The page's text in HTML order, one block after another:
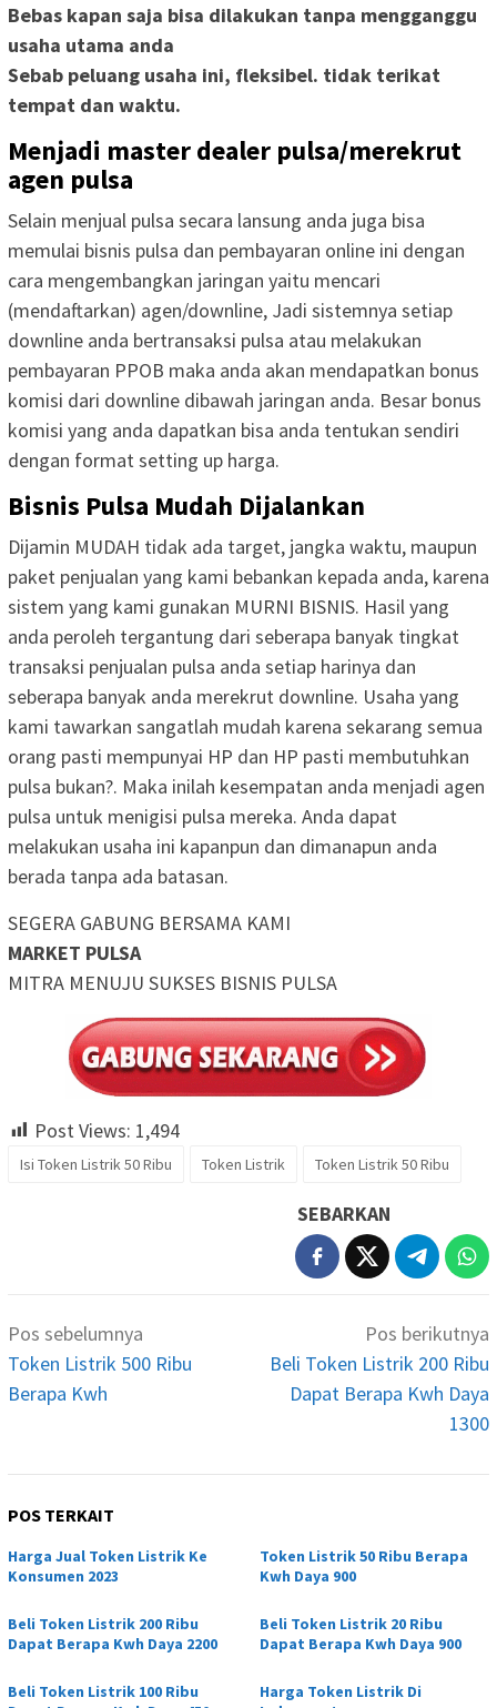
Bebas kapan saja bisa dilakukan tanpa mengganggu
usaha utama anda
Sebab peluang usaha ini, fleksibel. tidak terikat
tempat dan waktu.
Menjadi master dealer pulsa/merekrut
agen pulsa
Selain menjual pulsa secara lansung anda juga bisa
memulai bisnis pulsa dan pembayaran online ini dengan
cara mengembangkan jaringan yaitu mencari
(mendaftarkan) agen/downline, Jadi sistemnya setiap
downline anda bertransaksi pulsa atau melakukan
pembayaran PPOB maka anda akan mendapatkan bonus
komisi dari downline dibawah jaringan anda. Besar bonus
komisi yang anda dapatkan bisa anda tentukan sendiri
dengan format setting up harga.
Bisnis Pulsa Mudah Dijalankan
Dijamin MUDAH tidak ada target, jangka waktu, maupun
paket penjualan yang kami bebankan kepada anda, karena
sistem yang kami gunakan MURNI BISNIS. Hasil yang
anda peroleh tergantung dari seberapa banyak tingkat
transaksi penjualan pulsa anda setiap harinya dan
seberapa banyak anda merekrut downline. Usaha yang
kami tawarkan sangatlah mudah karena sekarang semua
orang pasti mempunyai HP dan HP pasti membutuhkan
pulsa bukan?. Maka inilah kesempatan anda menjadi agen
pulsa untuk menigisi pulsa mereka. Anda dapat
melakukan usaha ini kapanpun dan dimanapun anda
berada tanpa ada batasan.
SEGERA GABUNG BERSAMA KAMI
MARKET PULSA
MITRA MENUJU SUKSES BISNIS PULSA
Post Views: 1,494
Isi Token Listrik 50 Ribu Token Listrik Token Listrik 50 Ribu
SEBARKAN
Navigasi
pos
Pos sebelumnya
Token Listrik 500 Ribu
Berapa Kwh
Pos berikutnya
Beli Token Listrik 200 Ribu
Dapat Berapa Kwh Daya
1300
POS TERKAIT
Harga Jual Token Listrik Ke
Konsumen 2023
Token Listrik 50 Ribu Berapa
Kwh Daya 900
Beli Token Listrik 200 Ribu
Dapat Berapa Kwh Daya 2200
Beli Token Listrik 20 Ribu
Dapat Berapa Kwh Daya 900
Beli Token Listrik 100 Ribu
Harga Token Listrik Di